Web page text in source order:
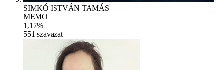
SIMKÓ ISTVÁN TAMÁS
MEMO
1,17%
551 szavazat